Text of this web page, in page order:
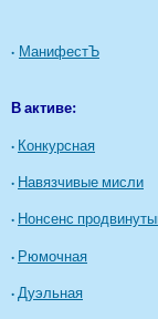
· МанифестЪ
В активе:
· Конкурсная
· Навязчивые мисли
· Нонсенс
· Рюмочная
·Дуэльная